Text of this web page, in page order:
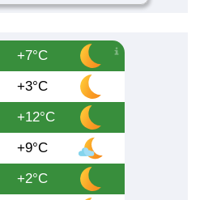
+7°C
+3°C
+12°C
+9°C
+2°C